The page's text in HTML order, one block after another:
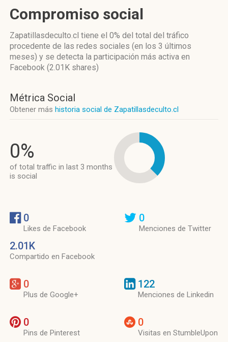
Compromiso social
Zapatillasdeculto.cl tiene el 0% del total del tráfico
procedente de las redes sociales (en los 3 últimos
meses) y se detecta la participación más activa en
Facebook (2.01K shares)
Métrica Social
Obtener más historia social de Zapatillasdeculto.cl
0%
of total traffic in last 3 months
is social
0
Likes de Facebook
2.01K
Compartido en Facebook
0
Menciones de Twitter
0
Plus de Google+
122
Menciones de Linkedin
0
Pins de Pinterest
0
Visitas en StumbleUpon